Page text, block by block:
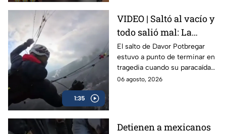
1:35
VIDEO | Saltó al vacío y
todo salió mal: La
decisión que salvó la
vida de Davor
Potbregar
El salto de Davor Potbregar
estuvo a punto de terminar en
tragedia cuando su paracaídas
falló en pleno vuelo; el sistema
06 agosto, 2026
Detienen a mexicanos